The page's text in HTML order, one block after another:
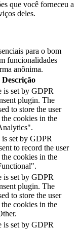
que você forneceu a
deles.
para o bom
funcionalidades
anônima.
Descrição
is set by GDPR
plugin. The
to store the user
cookies in the
set by GDPR
to record the user
cookies in the
is set by GDPR
plugin. The
to store the user
cookies in the
is set by GDPR